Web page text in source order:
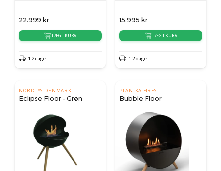
22.999 kr
LÆG I KURV
1-2 dage
15.995 kr
LÆG I KURV
1-2 dage
NORDLYS DENMARK
Eclipse Floor - Grøn
PLANIKA FIRES
Bubble Floor